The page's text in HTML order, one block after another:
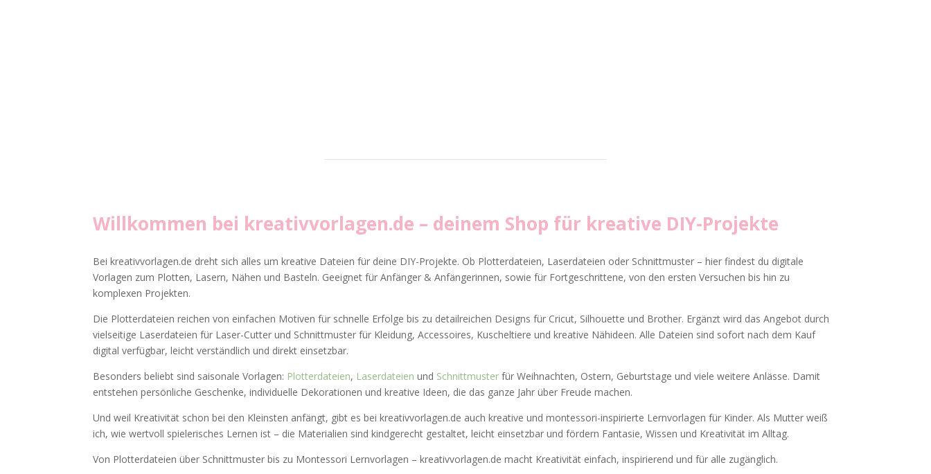
Willkommen bei kreativvorlagen.de – deinem Shop für kreative DIY-Projekte
Bei kreativvorlagen.de dreht sich alles um kreative Dateien für deine DIY-Projekte. Ob Plotterdateien, Laserdateien oder Schnittmuster – hier findest du digitale
Vorlagen zum Plotten, Lasern, Nähen und Basteln. Geeignet für Anfänger & Anfängerinnen, sowie für Fortgeschrittene, von den ersten Versuchen bis hin zu
komplexen Projekten.
Die Plotterdateien reichen von einfachen Motiven für schnelle Erfolge bis zu detailreichen Designs für Cricut, Silhouette und Brother. Ergänzt wird das Angebot durch
vielseitige Laserdateien für Laser-Cutter und Schnittmuster für Kleidung, Accessoires, Kuscheltiere und kreative Nähideen. Alle Dateien sind sofort nach dem Kauf
digital verfügbar, leicht verständlich und direkt einsetzbar.
Besonders beliebt sind saisonale Vorlagen: Plotterdateien, Laserdateien und Schnittmuster für Weihnachten, Ostern, Geburtstage und viele weitere Anlässe. Damit
entstehen persönliche Geschenke, individuelle Dekorationen und kreative Ideen, die das ganze Jahr über Freude machen.
Und weil Kreativität schon bei den Kleinsten anfängt, gibt es bei kreativvorlagen.de auch kreative und montessori-inspirierte Lernvorlagen für Kinder. Als Mutter weiß
ich, wie wertvoll spielerisches Lernen ist – die Materialien sind kindgerecht gestaltet, leicht einsetzbar und fördern Fantasie, Wissen und Kreativität im Alltag.
Von Plotterdateien über Schnittmuster bis zu Montessori Lernvorlagen – kreativvorlagen.de macht Kreativität einfach, inspirierend und für alle zugänglich.